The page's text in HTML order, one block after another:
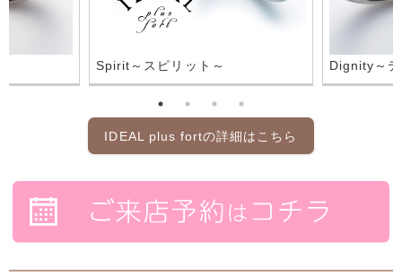
Spirit～スピリット～ Dignity～
IDEAL plus fortの詳細はこちら